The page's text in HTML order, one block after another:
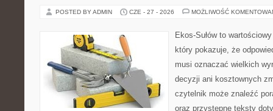
POSTED BY ADMIN CZE - 27 - 2026 MOŻLIWOŚĆ
Ekos-Sułów to
który pokazuje, że
musi oznaczać wielkich
decyzji ani kosztownych
czytelnik może znaleźć
oraz przystępne teksty